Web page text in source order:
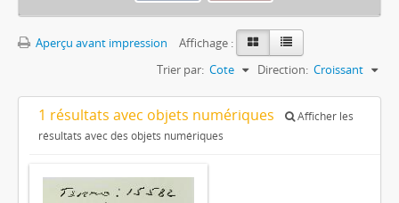
Aperçu avant impression
Affichage :
Trier par: Cote Direction: Croissant
1 résultats avec objets numériques
Afficher les
résultats avec des objets numériques